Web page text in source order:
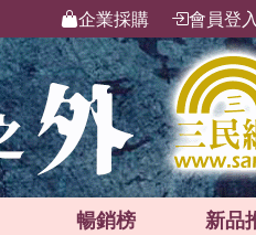
企業採購 會員登入
暢銷榜 新品